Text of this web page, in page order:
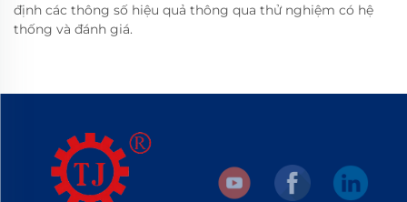
định các thông số hiệu quả thông qua thử nghiệm có hệ
thống và đánh giá.